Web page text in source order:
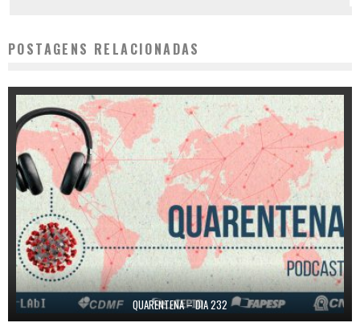
POSTAGENS RELACIONADAS
QUARENTENA – DIA 232